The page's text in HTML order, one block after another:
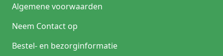
Algemene voorwaarden
Neem Contact op
Bestel- en bezorginformatie